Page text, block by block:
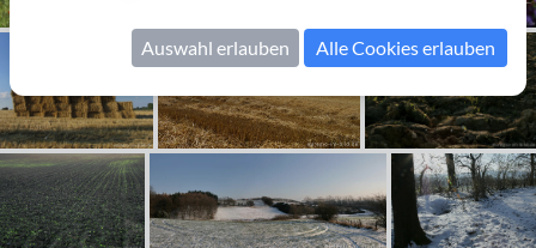
Auswahl erlauben Alle Cookies erlauben